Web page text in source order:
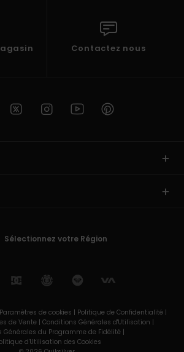
Contactez nous
Sélectionnez votre Région
Paramètres de cookies | Politique de Confidentialité |
de Vente | Conditions Générales d'Utilisation |
Générales du Programme de Fidélité |
d'Utilisation des Cookies